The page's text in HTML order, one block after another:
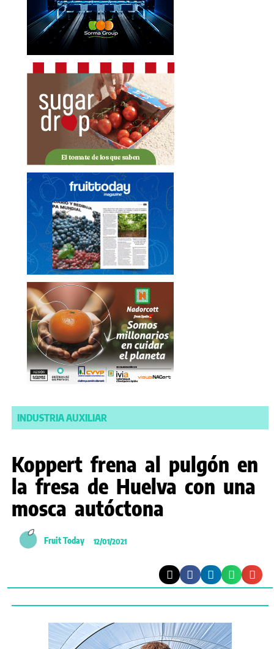
INDUSTRIA AUXILIAR
Koppert frena al pulgón en
la fresa de Huelva con una
mosca autóctona
Fruit Today 12/01/2021